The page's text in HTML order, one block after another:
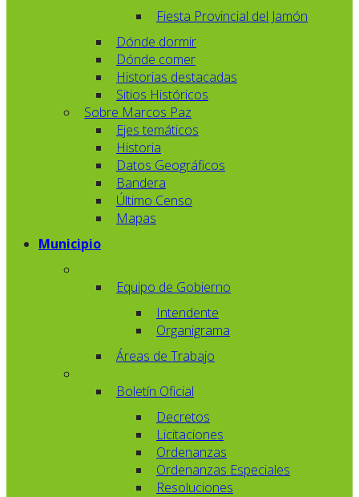
Fiesta Provincial del Jamón
Dónde dormir
Dónde comer
Historias destacadas
Sitios Históricos
Sobre Marcos Paz
Ejes temáticos
Historia
Datos Geográficos
Bandera
Último Censo
Mapas
Municipio
Equipo de Gobierno
Intendente
Organigrama
Áreas de Trabajo
Boletín Oficial
Decretos
Licitaciones
Ordenanzas
Ordenanzas Especiales
Resoluciones